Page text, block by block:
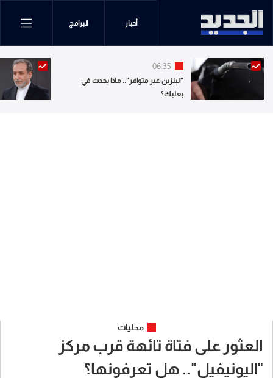
أخبار البرامج
06:35
"البنزين غير متوافر".. ماذا يحدث في
بعلبك؟
محليات
العثور على فتاة تائهة قرب مركز
"اليونيفيل".. هل تعرفونها؟